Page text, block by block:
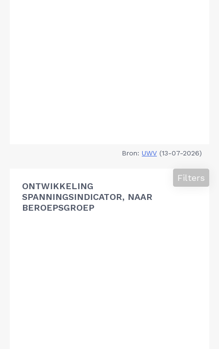
Bron: UWV (13-07-2026)
ONTWIKKELING
SPANNINGSINDICATOR, NAAR
BEROEPSGROEP
Filters